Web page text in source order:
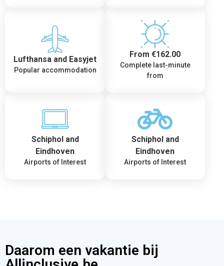
Lufthansa and Easyjet
Popular accommodation
From €162.00
Complete last-minute
from
Schiphol and
Eindhoven
Airports of Interest
Schiphol and
Eindhoven
Airports of Interest
Daarom een vakantie bij